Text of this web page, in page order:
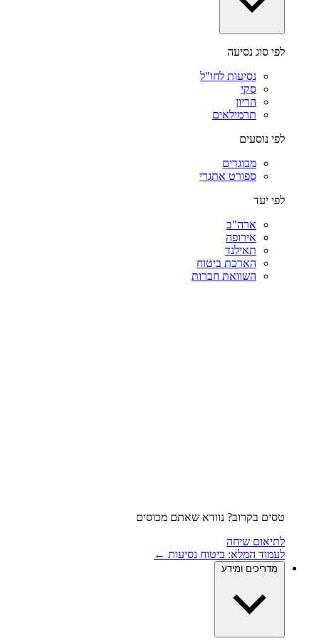
לפי סוג נסיעה
נסיעות לחו"ל
סקי
הריון
תרמילאים
לפי נוסעים
מבוגרים
ספורט אתגרי
לפי יעד
ארה"ב
אירופה
תאילנד
הארכת ביטוח
השוואת חברות
טסים בקרוב? נוודא שאתם מכוסים
לתיאום שיחה
לעמוד המלא: ביטוח נסיעות ←
מדריכים ומידע